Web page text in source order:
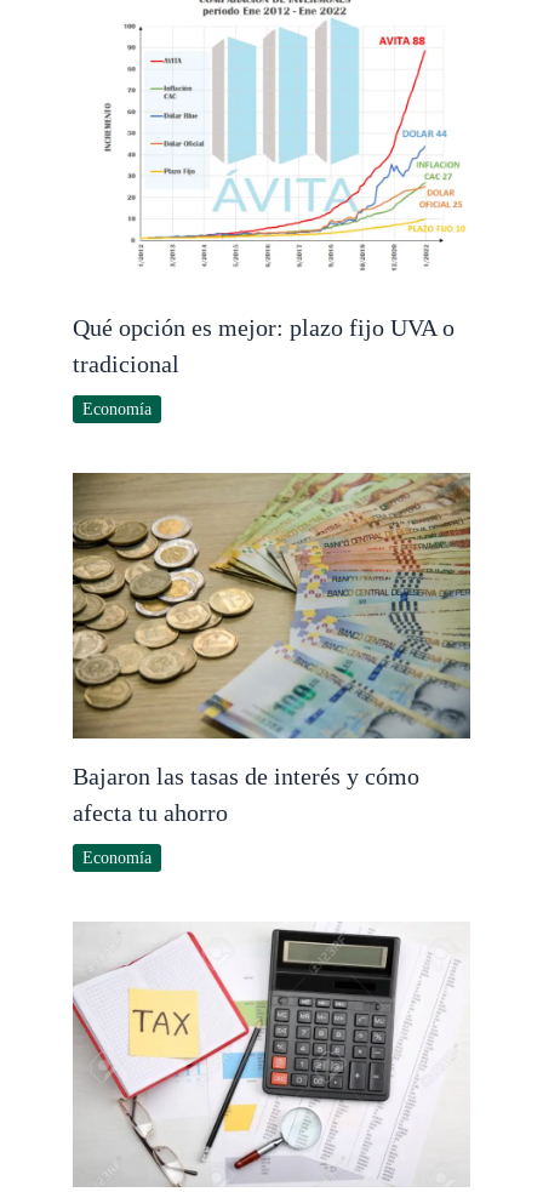
Qué opción es mejor: plazo fijo UVA o
tradicional
Economía
Bajaron las tasas de interés y cómo
afecta tu ahorro
Economía